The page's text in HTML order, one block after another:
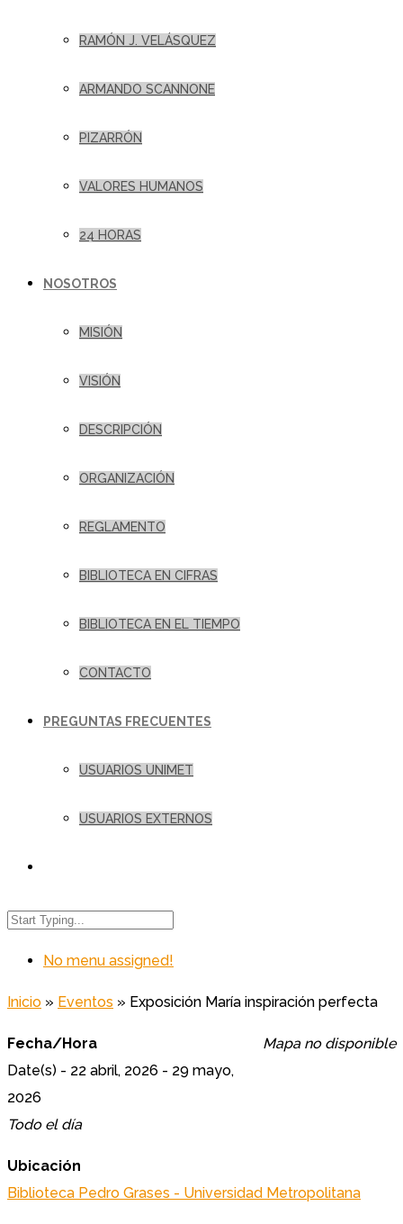
RAMÓN J. VELÁSQUEZ
ARMANDO SCANNONE
PIZARRÓN
VALORES HUMANOS
24 HORAS
NOSOTROS
MISIÓN
VISIÓN
DESCRIPCIÓN
ORGANIZACIÓN
REGLAMENTO
BIBLIOTECA EN CIFRAS
BIBLIOTECA EN EL TIEMPO
CONTACTO
PREGUNTAS FRECUENTES
USUARIOS UNIMET
USUARIOS EXTERNOS
No menu assigned!
Inicio » Eventos » Exposición María inspiración perfecta
Mapa no disponible
Fecha/Hora
Date(s) - 22 abril, 2026 - 29 mayo,
2026
Todo el día
Ubicación
Biblioteca Pedro Grases - Universidad Metropolitana